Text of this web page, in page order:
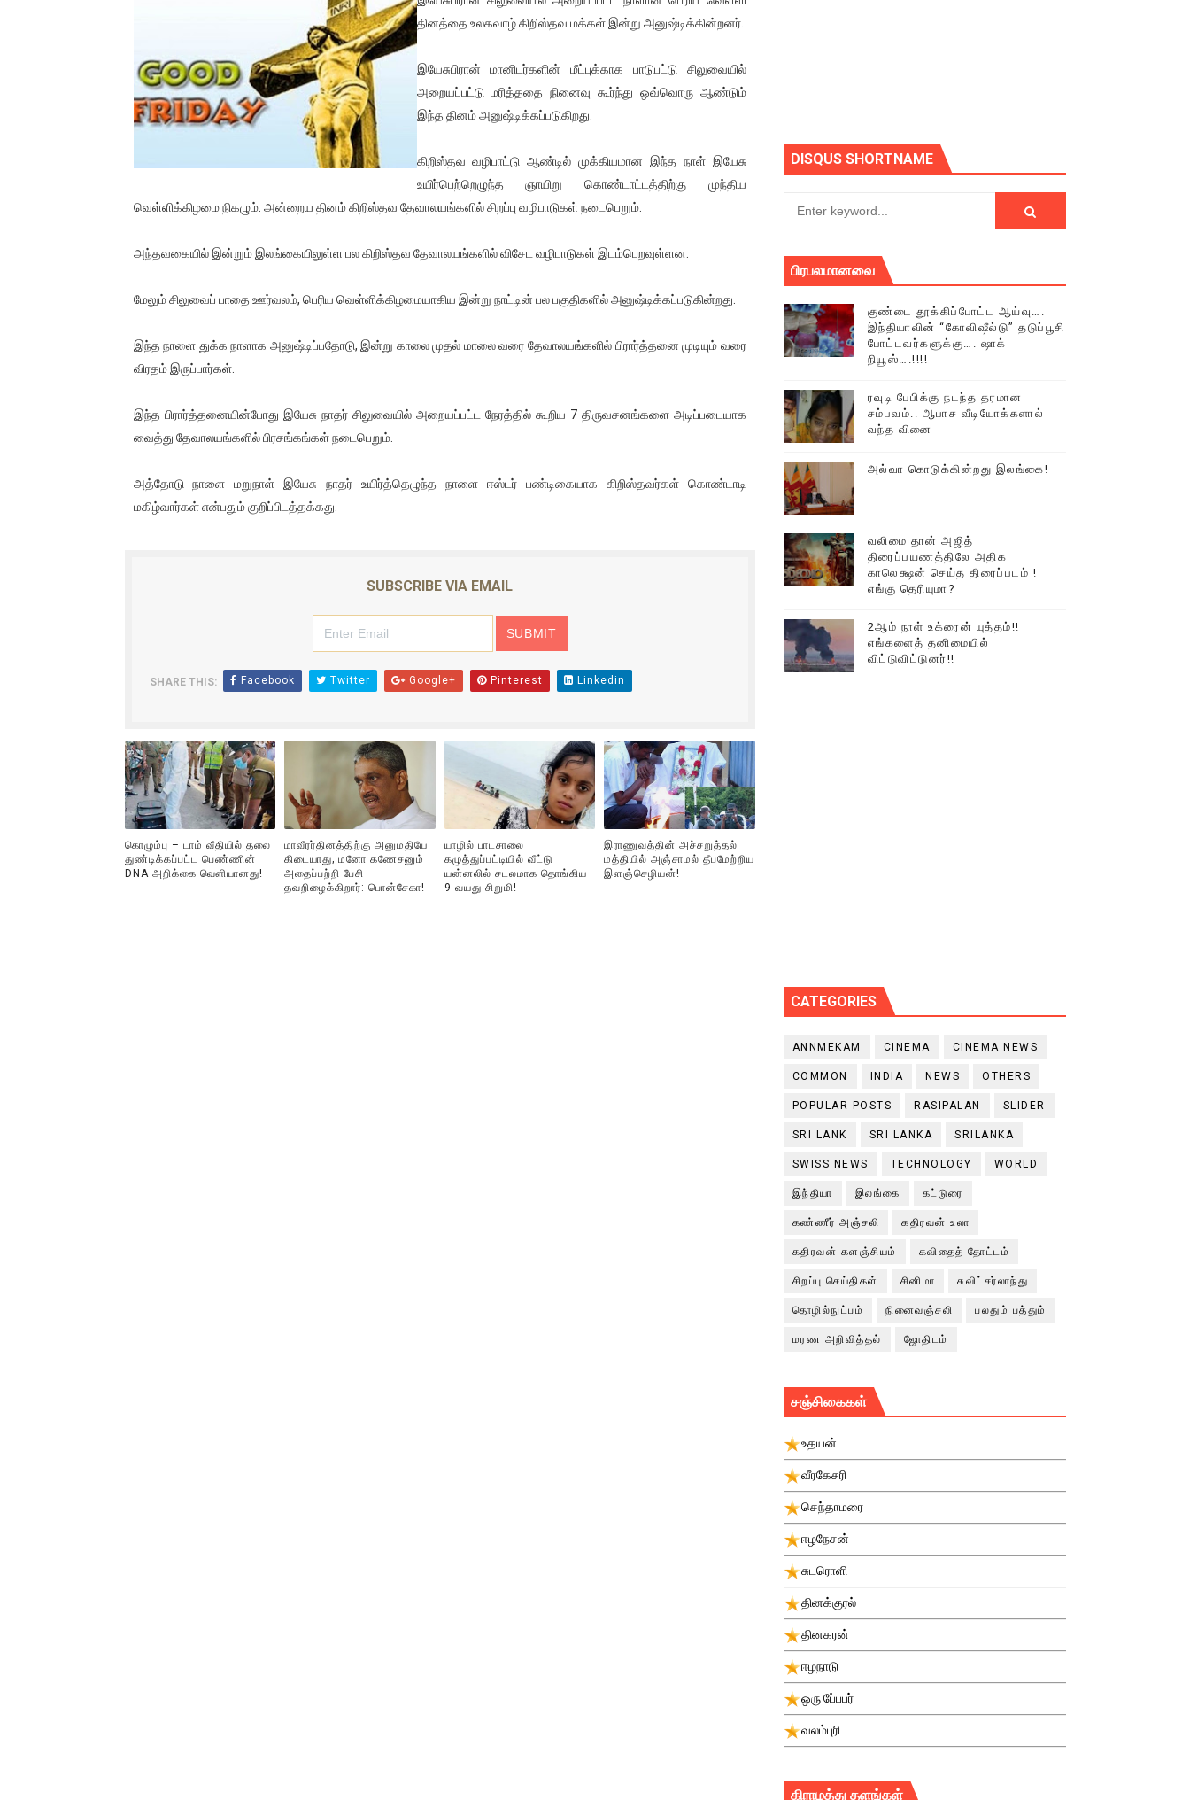
01/11/2021 Scotland ல் நடைபெறும் கண்டனப் போராட்டத்திற்கு கலந்துகொள்ளுமாறு அன்புரிமையோடு அழைக்கின்றோம்.
பாலச்சந்திரன் மற்றும் தன்னிடம் படித்த மாணவர்கள் தொடர்பில் நாடாளுமன்றத்தில் பகிரங்க கேள்வி
பிரிட்டனால் கடத்தப்படும் நிலையில் இலங்கைத் தமிழ் குடும்பம்!! நடந்தது என்ன
வர்ராரு...வர்ராரு... அண்ணாத்த : ரஜினிக்காக இலங்கை பாடலாசிரியர் வெளியிட்ட...
கைது செய்யப்பட்ட இளைஞன் உயிரிழப்பு - கொதித்தெழுந்த பிரதேசவாசிகள்!
தடுப்பூசியை பெற்றுக் கொள்ளக் கூடிய இடங்கள்...
சிறுமியை பாலியல் வன்கொடுமை செய்த முதியவருக்கு வழங்கப்பட்ட தண்டனை
பிரபல நடிகை தூக்கிட்டு தற்கொலை!
வடிவேலுவுக்கு நீதிமன்றம் விதித்துள்ள அதிரடி உத்தரவு!
ஐ.நா முன்றலில் சீரற்ற காலநிலையிலும் தமிழின அழிப்பிற்கு நீதி கேட்டு நடைபெற்ற கவனயீர்ப்புப் போராட்டத்தில் திரண்ட தமிழ்மக்கள்!!
ஜனாதிபதி ஐக்கிய நாடுகளின் பொதுச் சபை கூட்டத்தில் இன்று உரை
வலிமை தான் அஜித் திரைப்பயணத்திலே அதிக காலெக்ஷன் செய்த திரைப்படம் ! எங்கு தெரியுமா?
தினத்தை உலகவாழ் கிறிஸ்தவ மக்கள் இன்று அனுஷ்டிக்கின்றனர்.
இயேசுபிரான் மானிடர்களின் மீட்புக்காக பாடுபட்டு சிலுவையில்
அறையப்பட்டு மரித்ததை நினைவு கூர்ந்து ஒவ்வொரு ஆண்டும்
இந்த தினம் அனுஷ்டிக்கப்படுகிறது.
கிறிஸ்தவ வழிபாட்டு ஆண்டில் முக்கியமான இந்த நாள் இயேசு
உயிர்பெற்றெழுந்த ஞாயிறு கொண்டாட்டத்திற்கு முந்திய
வெள்ளிக்கிழமை நிகழும். அன்றைய தினம் கிறிஸ்தவ தேவாலயங்களில் சிறப்பு வழிபாடுகள் நடைபெறும்.
அந்தவகையில் இன்றும் இலங்கையிலுள்ள பல கிறிஸ்தவ தேவாலயங்களில் விசேட வழிபாடுகள் இடம்பெறவுள்ளன.
மேலும் சிலுவைப் பாதை ஊர்வலம், பெரிய வெள்ளிக்கிழமையாகிய இன்று நாட்டின் பல பகுதிகளில் அனுஷ்டிக்கப்படுகின்றது.
இந்த நாளை துக்க நாளாக அனுஷ்டிப்பதோடு, இன்று காலை முதல் மாலை வரை தேவாலயங்களில் பிரார்த்தனை முடியும் வரை
விரதம் இருப்பார்கள்.
இந்த பிரார்த்தனையின்போது இயேசு நாதர் சிலுவையில் அறையப்பட்ட நேரத்தில் கூறிய 7 திருவசனங்களை அடிப்படையாக
வைத்து தேவாலயங்களில் பிரசங்கங்கள் நடைபெறும்.
அத்தோடு நாளை மறுநாள் இயேசு நாதர் உயிர்த்தெழுந்த நாளை ஈஸ்டர் பண்டிகையாக கிறிஸ்தவர்கள் கொண்டாடி
மகிழ்வார்கள் என்பதும் குறிப்பிடத்தக்கது.
SUBSCRIBE VIA EMAIL
SHARE THIS: Facebook Twitter Google+ Pinterest Linkedin
கொழும்பு – டாம் வீதியில் தலை
துண்டிக்கப்பட்ட பெண்ணின்
DNA அறிக்கை வௌியானது!
மாவீரர்தினத்திற்கு அனுமதியே
கிடையாது; மனோ கணேசனும்
அதைப்பற்றி பேசி
தவறிழைக்கிறார்: பொன்சேகா!
யாழில் பாடசாலை
கழுத்துப்பட்டியில் வீட்டு
யன்னலில் சடலமாக தொங்கிய
9 வயது சிறுமி!
இராணுவத்தின் அச்சறுத்தல்
மத்தியில் அஞ்சாமல் தீபமேற்றிய
இளஞ்செழியன்!
DISQUS SHORTNAME
பிரபலமானவை
குண்டை தூக்கிப்போட்ட ஆய்வு….
இந்தியாவின் “கோவிஷீல்டு” தடுப்பூசி
போட்டவர்களுக்கு…. ஷாக்
நியூஸ்….!!!!
ரவுடி பேபிக்கு நடந்த தரமான
சம்பவம்.. ஆபாச வீடியோக்களால்
வந்த வினை
அல்வா கொடுக்கின்றது இலங்கை!
வலிமை தான் அஜித்
திரைப்பயணத்திலே அதிக
காலெக்ஷன் செய்த திரைப்படம் !
எங்கு தெரியுமா?
2ஆம் நாள் உக்ரைன் யுத்தம்!!
எங்களைத் தனிமையில்
விட்டுவிட்டுனர்!!
CATEGORIES
ANNMEKAM CINEMA CINEMA NEWS
COMMON INDIA NEWS OTHERS
POPULAR POSTS RASIPALAN SLIDER
SRI LANK SRI LANKA SRILANKA
SWISS NEWS TECHNOLOGY WORLD
இந்தியா இலங்கை கட்டுரை
கண்ணீர் அஞ்சலி கதிரவன் உலா
கதிரவன் களஞ்சியம் கவிதைத் தோட்டம்
சிறப்பு செய்திகள் சினிமா சுவிட்சர்லாந்து
தொழில்நுட்பம் நினைவஞ்சலி பலதும் பத்தும்
மரண அறிவித்தல் ஜோதிடம்
சஞ்சிகைகள்
உதயன்
வீரகேசரி
செந்தாமரை
ஈழநேசன்
சுடரொளி
தினக்குரல்
தினகரன்
ஈழநாடு
ஒரு பே்பபர்
வலம்புரி
கிராமத்து தளங்கள்